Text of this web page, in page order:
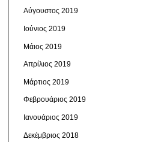
Αύγουστος 2019
Ιούνιος 2019
Μάιος 2019
Απρίλιος 2019
Μάρτιος 2019
Φεβρουάριος 2019
Ιανουάριος 2019
Δεκέμβριος 2018